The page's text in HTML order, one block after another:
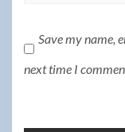
Save my name,
next time I